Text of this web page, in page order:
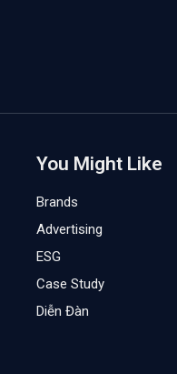
You Might Like
Brands
Advertising
ESG
Case Study
Diễn Đàn